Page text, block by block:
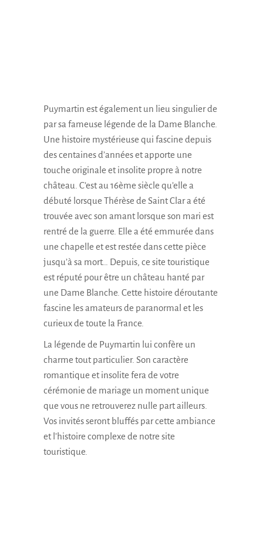
Puymartin est également un lieu singulier de
par sa fameuse légende de la Dame Blanche.
Une histoire mystérieuse qui fascine depuis
des centaines d’années et apporte une
touche originale et insolite propre à notre
château. C’est au 16ème siècle qu’elle a
débuté lorsque Thérèse de Saint Clar a été
trouvée avec son amant lorsque son mari est
rentré de la guerre. Elle a été emmurée dans
une chapelle et est restée dans cette pièce
jusqu’à sa mort… Depuis, ce site touristique
est réputé pour être un château hanté par
une Dame Blanche. Cette histoire déroutante
fascine les amateurs de paranormal et les
curieux de toute la France.
La légende de Puymartin lui confère un
charme tout particulier. Son caractère
romantique et insolite fera de votre
cérémonie de mariage un moment unique
que vous ne retrouverez nulle part ailleurs.
Vos invités seront bluffés par cette ambiance
et l’histoire complexe de notre site
touristique.